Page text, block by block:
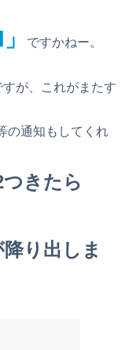
ですかねー。
すが、これがまたす
の通知もしてくれ
きたら
り出しま